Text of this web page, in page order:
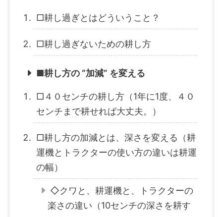
□耕し過ぎとはどういうこと？
□耕し過ぎないための耕し方
■耕し方の “加減” を変える
□４０センチの耕し方（1年に1度、４０
センチまで耕せれば大丈夫。）
□耕し方の加減とは、深さを変える（耕
運機とトラクターの使い方の違いは耕運
の幅）
◇クワと、耕運機と、トラクターの
楽さの違い（10センチの深さを耕す